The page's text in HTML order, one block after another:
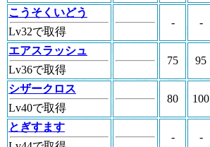
こうそくいどう
Lv32で取得
- -
エアスラッシュ
Lv36で取得
75 95
シザークロス
Lv40で取得
80 100
とぎすます
- -